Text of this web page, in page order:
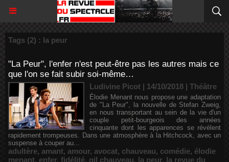
Tags (2) : la peur
"La Peur", l'enfer n'est peut-être pas les autres mais ce
que l'on se fait subir soi-même…
Ludivine Picot | 14/10/2018 | Théâtre
Élodie Menant nous propose une adaptation
de "La Peur", la nouvelle de Stefan Zweig,
en nous transportant au sein de la vie d'un
couple petit-bourgeois des années
cinquante dont les apparences se révèlent
rapidement trompeuses. Dans une atmosphère à la Hitchcock, avec un
suspense à couper au...
adultère, amant, amour, avocat, chauveau, comédie, élodie
menant, enfer, fidélité, gil chauveau, la peur, la revue du